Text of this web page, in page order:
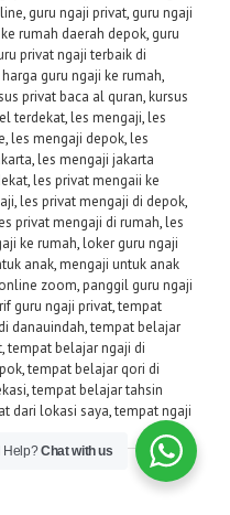
, guru ngaji privat, guru ngaji
rumah daerah depok, guru
privat ngaji terbaik di
harga guru ngaji ke rumah,
privat baca al quran,kursus
terdekat,les mengaji,les
,les mengaji depok,les
,les mengaji jakarta
,les privat mengaii ke
,les privat mengaji di depok,
privat mengaji di rumah,les
ke rumah,loker guru ngaji
anak,mengaji untuk anak
zoom,panggil guru ngaji
guru ngaji privat,tempat
danauindah,tempat belajar
,tempat belajar ngaji di
,tempat belajar qori di
,tempat belajar tahsin
dari lokasi saya,tempat ngaji
Help?Chat with us